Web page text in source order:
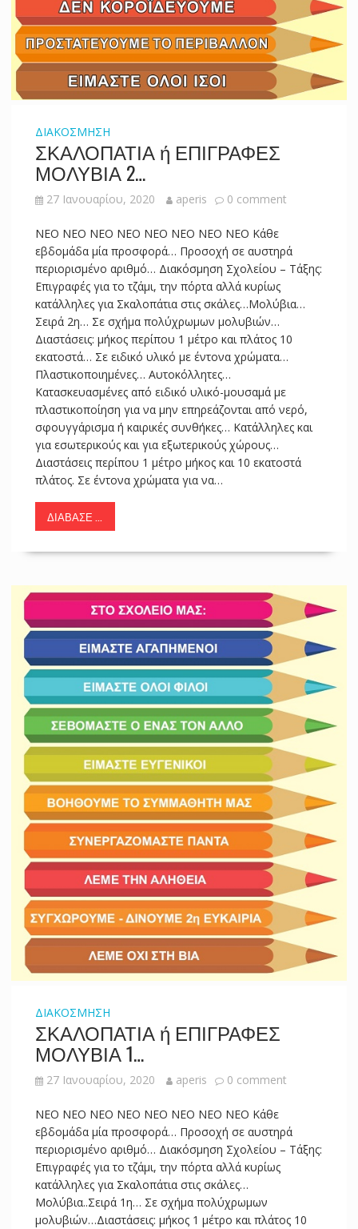
ΔΙΑΚΟΣΜΗΣΗ
ΣΚΑΛΟΠΑΤΙΑ ή ΕΠΙΓΡΑΦΕΣ
ΜΟΛΥΒΙΑ 2…
27 Ιανουαρίου, 2020 aperis 0 comment
NEO NEO NEO NEO NEO NEO NEO NEO Κάθε
εβδομάδα μία προσφορά… Προσοχή σε αυστηρά
περιορισμένο αριθμό… Διακόσμηση Σχολείου – Τάξης:
Επιγραφές για το τζάμι, την πόρτα αλλά κυρίως
κατάλληλες για Σκαλοπάτια στις σκάλες…Μολύβια…
Σειρά 2η… Σε σχήμα πολύχρωμων μολυβιών…
Διαστάσεις: μήκος περίπου 1 μέτρο και πλάτος 10
εκατοστά… Σε ειδικό υλικό με έντονα χρώματα…
Πλαστικοποιημένες… Αυτοκόλλητες…
Κατασκευασμένες από ειδικό υλικό-μουσαμά με
πλαστικοποίηση για να μην επηρεάζονται από νερό,
σφουγγάρισμα ή καιρικές συνθήκες… Κατάλληλες και
για εσωτερικούς και για εξωτερικούς χώρους…
Διαστάσεις περίπου 1 μέτρο μήκος και 10 εκατοστά
πλάτος. Σε έντονα χρώματα για να…
ΔΙΆΒΑΣΕ ...
ΔΙΑΚΟΣΜΗΣΗ
ΣΚΑΛΟΠΑΤΙΑ ή ΕΠΙΓΡΑΦΕΣ
ΜΟΛΥΒΙΑ 1…
27 Ιανουαρίου, 2020 aperis 0 comment
NEO NEO NEO NEO NEO NEO NEO NEO Κάθε
εβδομάδα μία προσφορά… Προσοχή σε αυστηρά
περιορισμένο αριθμό… Διακόσμηση Σχολείου – Τάξης:
Επιγραφές για το τζάμι, την πόρτα αλλά κυρίως
κατάλληλες για Σκαλοπάτια στις σκάλες…
Μολύβια..Σειρά 1η… Σε σχήμα πολύχρωμων
μολυβιών…Διαστάσεις: μήκος 1 μέτρο και πλάτος 10